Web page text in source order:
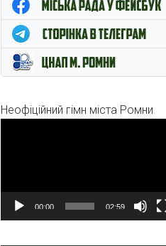
Неофіційний гімн міста Ромни
00:00 02:59